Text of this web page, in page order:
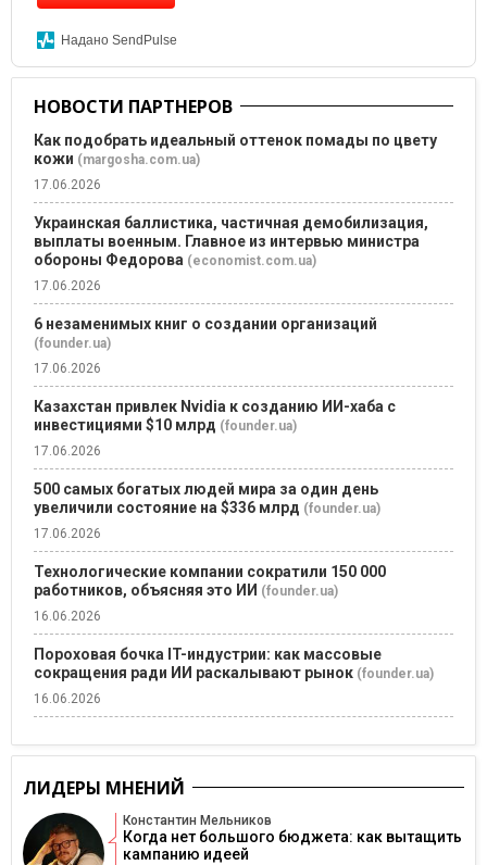
Надано SendPulse
НОВОСТИ ПАРТНЕРОВ
Как подобрать идеальный оттенок помады по цвету
кожи (margosha.com.ua)
17.06.2026
Украинская баллистика, частичная демобилизация,
выплаты военным. Главное из интервью министра
обороны Федорова (economist.com.ua)
17.06.2026
6 незаменимых книг о создании организаций
(founder.ua)
17.06.2026
Казахстан привлек Nvidia к созданию ИИ-хаба с
инвестициями $10 млрд (founder.ua)
17.06.2026
500 самых богатых людей мира за один день
увеличили состояние на $336 млрд (founder.ua)
17.06.2026
Технологические компании сократили 150 000
работников, объясняя это ИИ (founder.ua)
16.06.2026
Пороховая бочка IT-индустрии: как массовые
сокращения ради ИИ раскалывают рынок (founder.ua)
16.06.2026
ЛИДЕРЫ МНЕНИЙ
Константин Мельников
Когда нет большого бюджета: как вытащить
кампанию идеей